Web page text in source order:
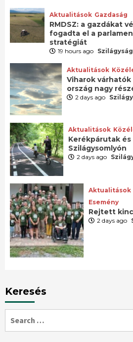
Aktualitások Gazdaság
RMDSZ: a gazdákat
fogadta el a
stratégiát
19 hours ago
Aktualitások
Viharok
ország nagy
2 days ago
Aktualitások
Kerékpárutak
Szilágysomlyón
2 days ago
Aktualitások
Esemény
Rejtett
2 days ago
Keresés